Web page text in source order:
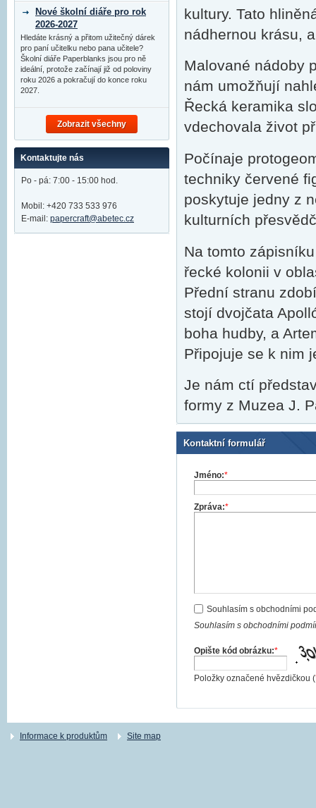
kultury. Tato
nádhernou krásu,
Malované nádoby
nám umožňují
Řecká keramika
vdechovala život
Počínaje
techniky červené
poskytuje jedny z
kulturních
Na tomto
řecké kolonii v
Přední stranu
stojí dvojčata
boha hudby, a
Připojuje se k nim
Je nám ctí
formy z Muzea J.
Kontaktní formulář
Jméno:*
Zpráva:*
Souhlasím s obchodními
Souhlasím s obchodními
Opište kód obrázku:*
Položky označené hvězdičkou (
Nové školní diáře pro rok
2026-2027
Hledáte krásný a přitom užitečný dárek
pro paní učitelku nebo pana učitele?
Školní diáře Paperblanks jsou pro ně
ideální, protože začínají již od poloviny
roku 2026 a pokračují do konce roku
2027.
Zobrazit všechny
Kontaktujte nás
Po - pá: 7:00 - 15:00 hod.
Mobil: +420 733 533 976
E-mail: papercraft@abetec.cz
Informace k produktům Site map